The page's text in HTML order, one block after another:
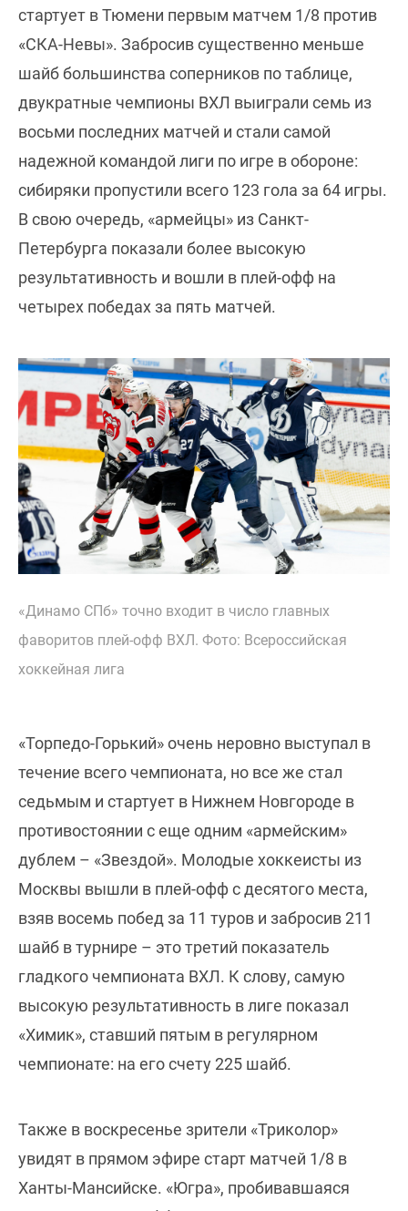
стартует в Тюмени первым матчем 1/8 против
«СКА-Невы». Забросив существенно меньше
шайб большинства соперников по таблице,
двукратные чемпионы ВХЛ выиграли семь из
восьми последних матчей и стали самой
надежной командой лиги по игре в обороне:
сибиряки пропустили всего 123 гола за 64 игры.
В свою очередь, «армейцы» из Санкт-
Петербурга показали более высокую
результативность и вошли в плей-офф на
четырех победах за пять матчей.
«Динамо СПб» точно входит в число главных
фаворитов плей-офф ВХЛ. Фото: Всероссийская
хоккейная лига
«Торпедо-Горький» очень неровно выступал в
течение всего чемпионата, но все же стал
седьмым и стартует в Нижнем Новгороде в
противостоянии с еще одним «армейским»
дублем – «Звездой». Молодые хоккеисты из
Москвы вышли в плей-офф с десятого места,
взяв восемь побед за 11 туров и забросив 211
шайб в турнире – это третий показатель
гладкого чемпионата ВХЛ. К слову, самую
высокую результативность в лиге показал
«Химик», ставший пятым в регулярном
чемпионате: на его счету 225 шайб.
Также в воскресенье зрители «Триколор»
увидят в прямом эфире старт матчей 1/8 в
Ханты-Мансийске. «Югра», пробивавшаяся